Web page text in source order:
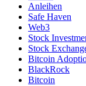
Anleihen
Safe Haven
Web3
Stock
Stock
Bitcoin
BlackRock
Bitcoin